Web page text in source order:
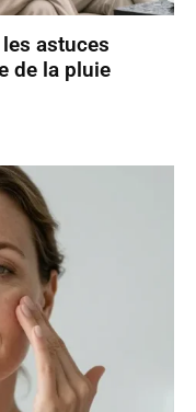
astuces
de la pluie